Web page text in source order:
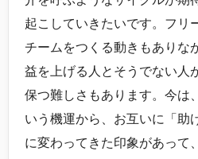
起こしていきたいです。フリ
チームをつくる動きもありな
益を上げる人とそうでない人
保つ難しさもあります。今は
いう機運から、お互いに「助
に変わってきた印象があって